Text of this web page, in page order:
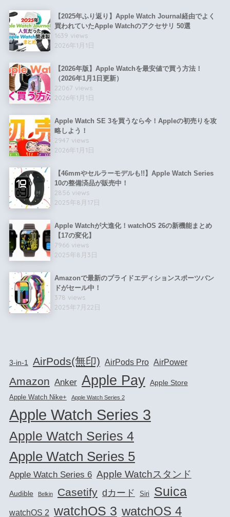
【2025年ふり返り】Apple Watch Journal経由でよく
買われていたApple Watchのアクセサリ 50選
1639 views
2026年1月1日
【2026年版】Apple Watchを最安値で買う方法！
（2026年1月1日更新）
22067 views
2026年1月1日
Apple Watch SE 3を買うなら今！Appleの初売りを攻
略しよう！
2947 views
2026年1月1日
【46mmやセルラーモデルも!!】Apple Watch Series
10の整備済品が販売中！
2856 views
2025年8月17日
Apple Watchが大進化！watchOS 26の新機能まとめ
【17の変化】
7966 views
2025年8月3日
Amazonで最新のプライドエディションスポーツバン
ドがセール中！
378 views
2025年7月22日
3-in-1 AirPods(無印) AirPods Pro AirPower
Amazon Anker Apple Pay Apple Store
Apple Watch Nike+ Apple Watch Series 2
Apple Watch Series 3
Apple Watch Series 4
Apple Watch Series 5
Apple Watch Series 6 Apple Watchスタンド
Audible Belkin Casetify dカード Siri Suica
watchOS 2 watchOS 3 watchOS 4